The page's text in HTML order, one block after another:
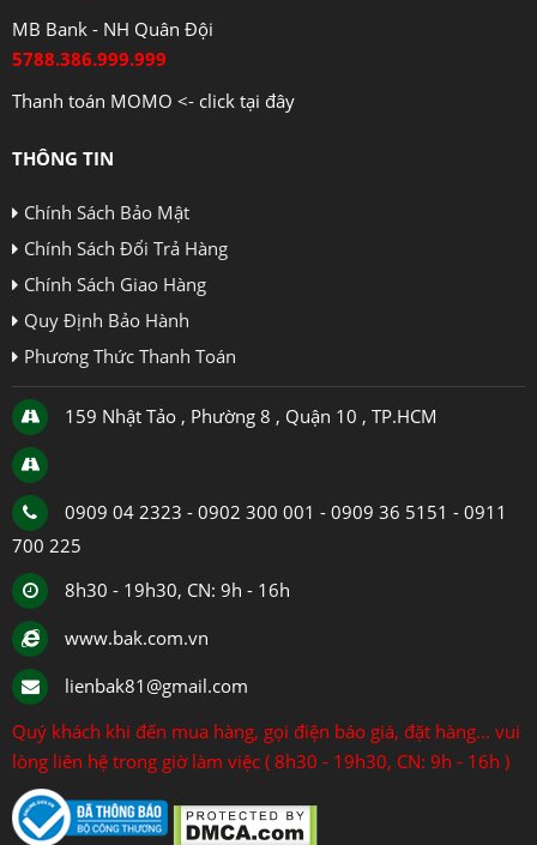
MB Bank - NH Quân Đội
5788.386.999.999
Thanh toán MOMO <- click tại đây
THÔNG TIN
Chính Sách Bảo Mật
Chính Sách Đổi Trả Hàng
Chính Sách Giao Hàng
Quy Định Bảo Hành
Phương Thức Thanh Toán
159 Nhật Tảo , Phường 8 , Quận 10 , TP.HCM
0909 04 2323 - 0902 300 001 - 0909 36 5151 - 0911
700 225
8h30 - 19h30, CN: 9h - 16h
www.bak.com.vn
lienbak81@gmail.com
Quý khách khi đến mua hàng, gọi điện báo giá, đặt hàng... vui
lòng liên hệ trong giờ làm việc ( 8h30 - 19h30, CN: 9h - 16h )